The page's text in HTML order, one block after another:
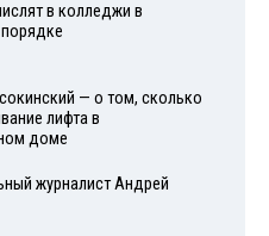
в колледжи в
— о том, сколько
лифта в
доме
журналист Андрей